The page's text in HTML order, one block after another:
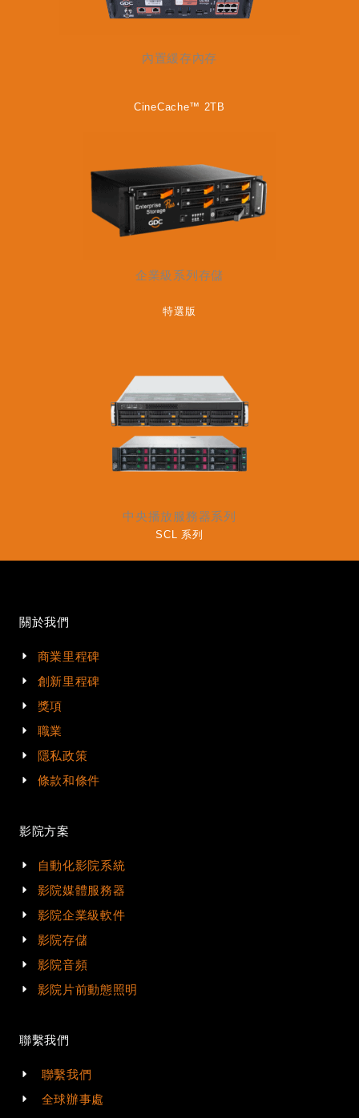
內置緩存內存
CineCache™ 2TB
企業級系列存儲
特選版
中央播放服務器系列
SCL 系列
關於我們
商業里程碑
創新里程碑
獎項
職業
隱私政策
條款和條件
影院方案
自動化影院系統
影院媒體服務器
影院企業級軟件
影院存儲
影院音頻
影院片前動態照明
聯繫我們
聯繫我們
全球辦事處